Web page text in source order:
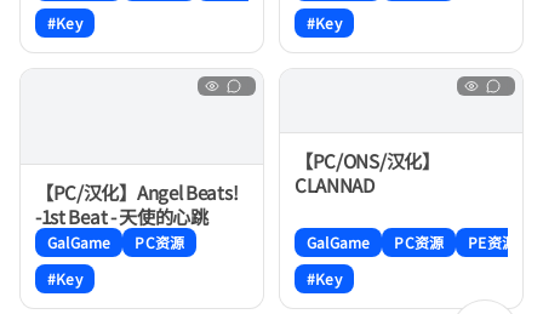
#Key
#Key
【PC/汉化】Angel Beats!
-1st Beat - 天使的心跳
GalGame
PC资源
#Key
【PC/ONS/汉化】
CLANNAD
GalGame PC资源
PE资源
#Key